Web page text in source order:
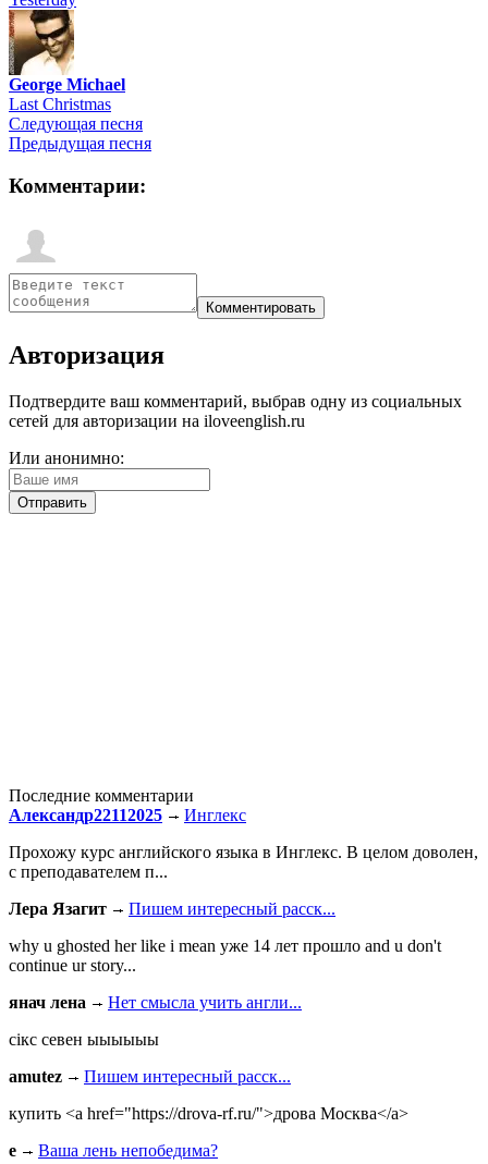
George Michael
Last Christmas
Следующая песня
Предыдущая песня
Комментарии:
Авторизация
Подтвердите ваш комментарий, выбрав одну из социальных
сетей для авторизации на iloveenglish.ru
Или анонимно:
Последние комментарии
Александр22112025
Инглекс
Прохожу курс английского языка в Инглекс. В целом доволен,
с преподавателем п...
Лера Язагит
Пишем интересный расск...
why u ghosted her like i mean уже 14 лет прошло and u don't
continue ur story...
янач лена
Нет смысла учить англи...
сiкс севен ыыыыыы
amutez
Пишем интересный расск...
купить <a href="https://drova-rf.ru/">дрова Москва</a>
e
Ваша лень непобедима?